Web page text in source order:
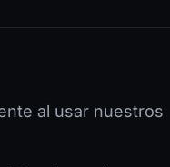
al usar nuestros